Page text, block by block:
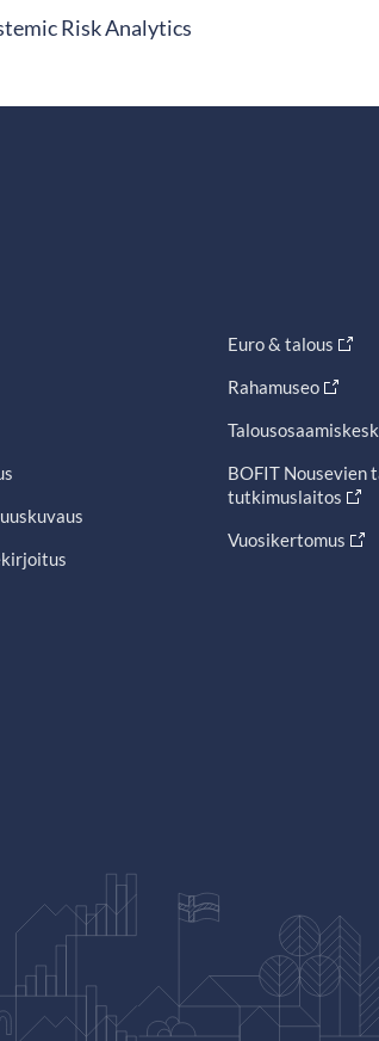
Risk Analytics
Euro & talous
Rahamuseo
BOFIT Nousevien
tutkimuslaitos
Vuosikertomus